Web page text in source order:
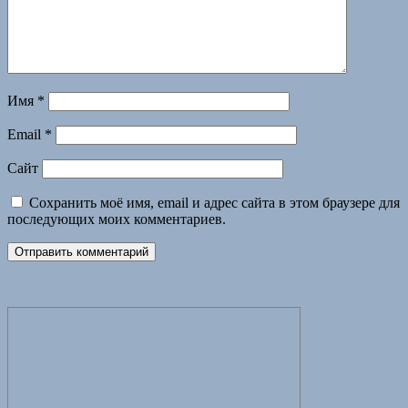
Имя *
Email *
Сайт
Сохранить моё имя, email и адрес сайта в этом браузере для
последующих моих комментариев.